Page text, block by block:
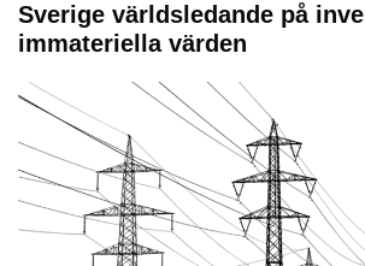
Sverige världsledande på
immateriella värden